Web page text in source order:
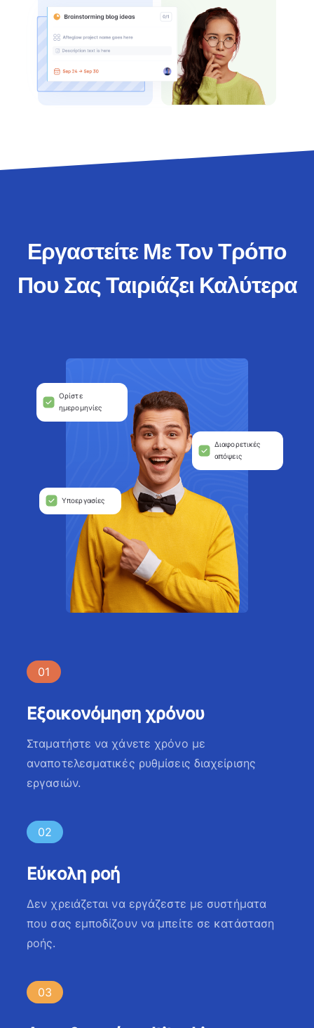
Εργαστείτε Με Τον Τρόπο
Που Σας Ταιριάζει Καλύτερα
01
Εξοικονόμηση χρόνου
Σταματήστε να χάνετε χρόνο με
αναποτελεσματικές ρυθμίσεις διαχείρισης
εργασιών.
02
Εύκολη ροή
Δεν χρειάζεται να εργάζεστε με συστήματα
που σας εμποδίζουν να μπείτε σε κατάσταση
ροής.
03
Υποεργασίες
Διαφορετικές
απόψεις
Ορίστε
ημερομηνίες